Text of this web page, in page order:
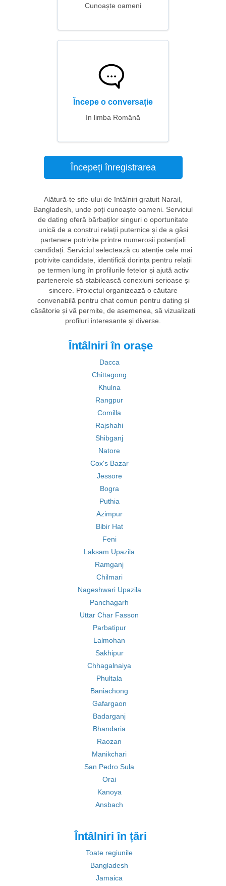
Cunoaște oameni
Începe o conversație
In limba Română
Începeți înregistrarea
Alătură-te site-ului de întâlniri gratuit Narail,
Bangladesh, unde poți cunoaște oameni. Serviciul
de dating oferă bărbaților singuri o oportunitate
unică de a construi relații puternice și de a găsi
partenere potrivite printre numeroșii potențiali
candidați. Serviciul selectează cu atenție cele mai
potrivite candidate, identifică dorința pentru relații
pe termen lung în profilurile fetelor și ajută activ
partenerele să stabilească conexiuni serioase și
sincere. Proiectul organizează o căutare
convenabilă pentru chat comun pentru dating și
căsătorie și vă permite, de asemenea, să vizualizați
profiluri interesante și diverse.
Întâlniri în orașe
Dacca
Chittagong
Khulna
Rangpur
Comilla
Rajshahi
Shibganj
Natore
Cox's Bazar
Jessore
Bogra
Puthia
Azimpur
Bibir Hat
Feni
Laksam Upazila
Ramganj
Chilmari
Nageshwari Upazila
Panchagarh
Uttar Char Fasson
Parbatipur
Lalmohan
Sakhipur
Chhagalnaiya
Phultala
Baniachong
Gafargaon
Badarganj
Bhandaria
Raozan
Manikchari
San Pedro Sula
Orai
Kanoya
Ansbach
Întâlniri în țări
Toate regiunile
Bangladesh
Jamaica